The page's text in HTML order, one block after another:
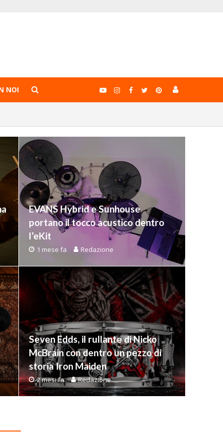
NOI
EVANS Hybrid e Sunhouse
portano il tocco acustico dentro
l’eKit
1 mese fa Redazione
Seven Edds, il rullante di Nicko
McBrain con dentro un pezzo di
storia Iron Maiden
2 mesi fa Redazione